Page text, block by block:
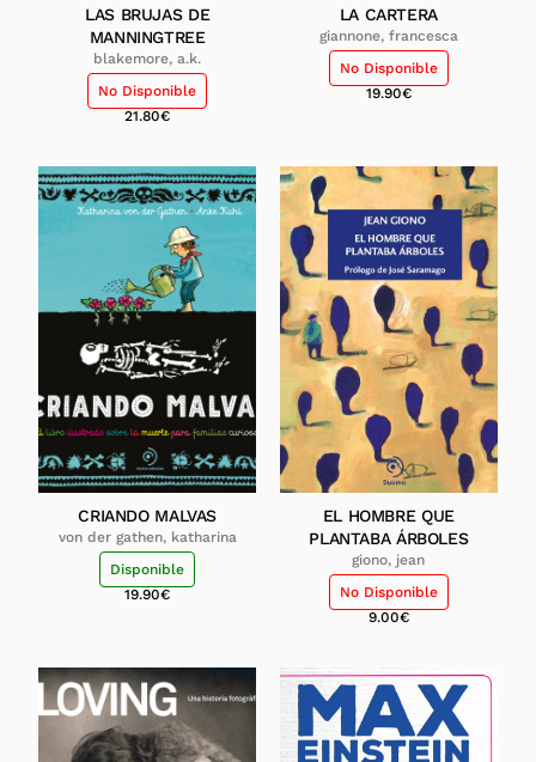
LAS BRUJAS DE
MANNINGTREE
blakemore, a.k.
No Disponible
21.80€
LA CARTERA
giannone, francesca
No Disponible
19.90€
CRIANDO MALVAS
von der gathen, katharina
Disponible
19.90€
EL HOMBRE QUE
PLANTABA ÁRBOLES
giono, jean
No Disponible
9.00€